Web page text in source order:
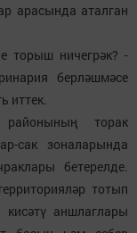
арасында аталган
торыш ничегрәк? -
берләшмәсе
иттек.
торак
сак зоналарында
бетерелде.
тотып
аншлаглары